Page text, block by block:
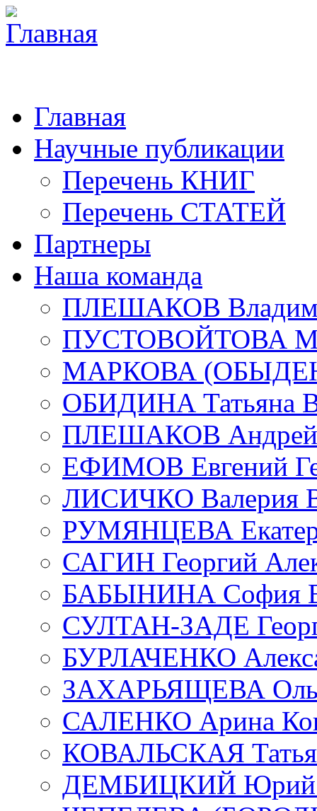
Главная
Научные публикации
Перечень КНИГ
Перечень СТАТЕЙ
Партнеры
Наша команда
ПЛЕШАКОВ
ПУСТОВОЙТОВА
МАРКОВА
ОБИДИНА Татьяна
ПЛЕШАКОВ Андрей
ЕФИМОВ Евгений
ЛИСИЧКО Валерия
РУМЯНЦЕВА
САГИН Георгий
БАБЫНИНА София
СУЛТАН-ЗАДЕ
БУРЛАЧЕНКО
ЗАХАРЬЯЩЕВА
САЛЕНКО Арина
КОВАЛЬСКАЯ
ДЕМБИЦКИЙ Юрий